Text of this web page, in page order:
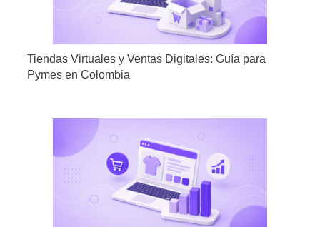
Tiendas Virtuales y Ventas Digitales: Guía para
Pymes en Colombia